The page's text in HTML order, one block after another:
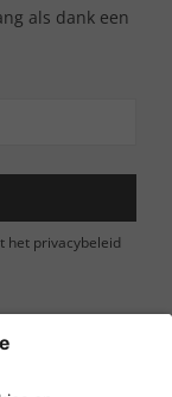
als dank een
het privacybeleid